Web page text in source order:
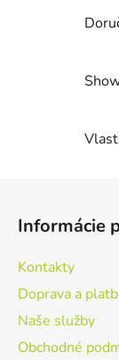
Informácie
Kontakty
Doprava a
Naše služby
Obchodné